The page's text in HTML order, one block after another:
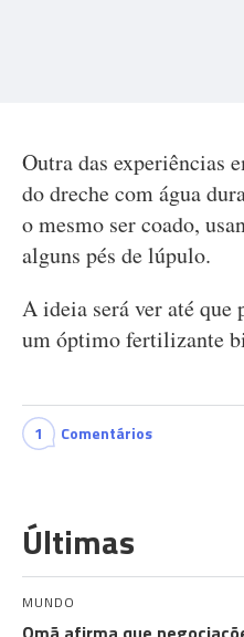
Outra das experiências
do dreche com água
o mesmo ser coado,
alguns pés de lúpulo.
A ideia será ver até que
um óptimo fertilizante
1 Comentários
Últimas
MUNDO